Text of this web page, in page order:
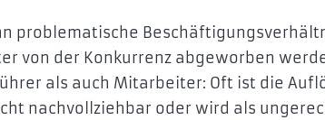
problematische
von der Konkurrenz abgeworben
als auch Mitarbeiter: Oft ist die
nachvollziehbar oder wird als